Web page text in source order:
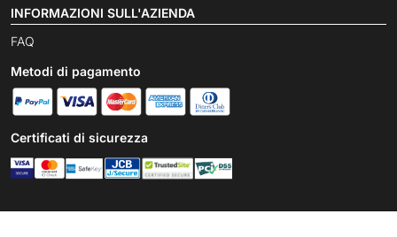
INFORMAZIONI SULL'AZIENDA
FAQ
Metodi di pagamento
Certificati di sicurezza